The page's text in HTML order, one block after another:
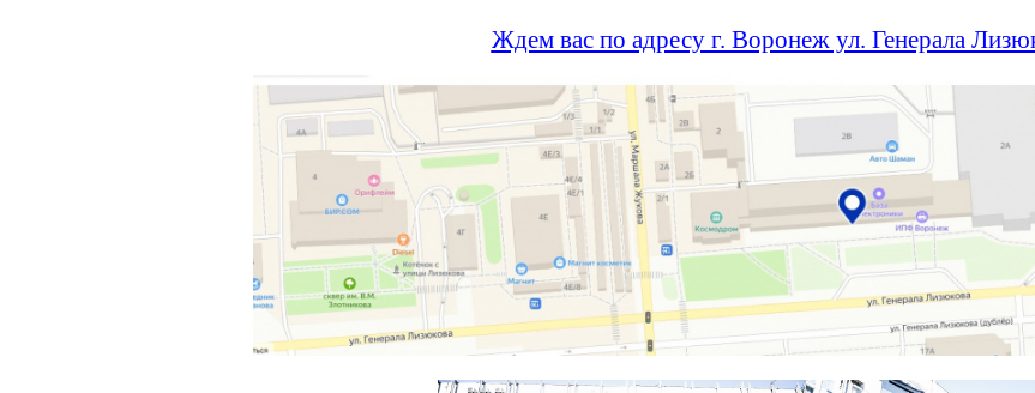
Ждем вас по адресу г. Воронеж ул. Генерала